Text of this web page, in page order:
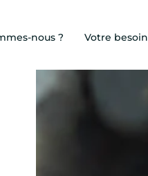
nous ? Votre besoin